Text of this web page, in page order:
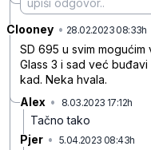
Clooney • 28.02.2023 08:33h
SD 695 u svim mogućim
Glass 3 i sad već buđavi
kad. Neka hvala.
Alex • 8.03.2023 17:12h
Tačno tako
Pjer • 5.04.2023 08:43h